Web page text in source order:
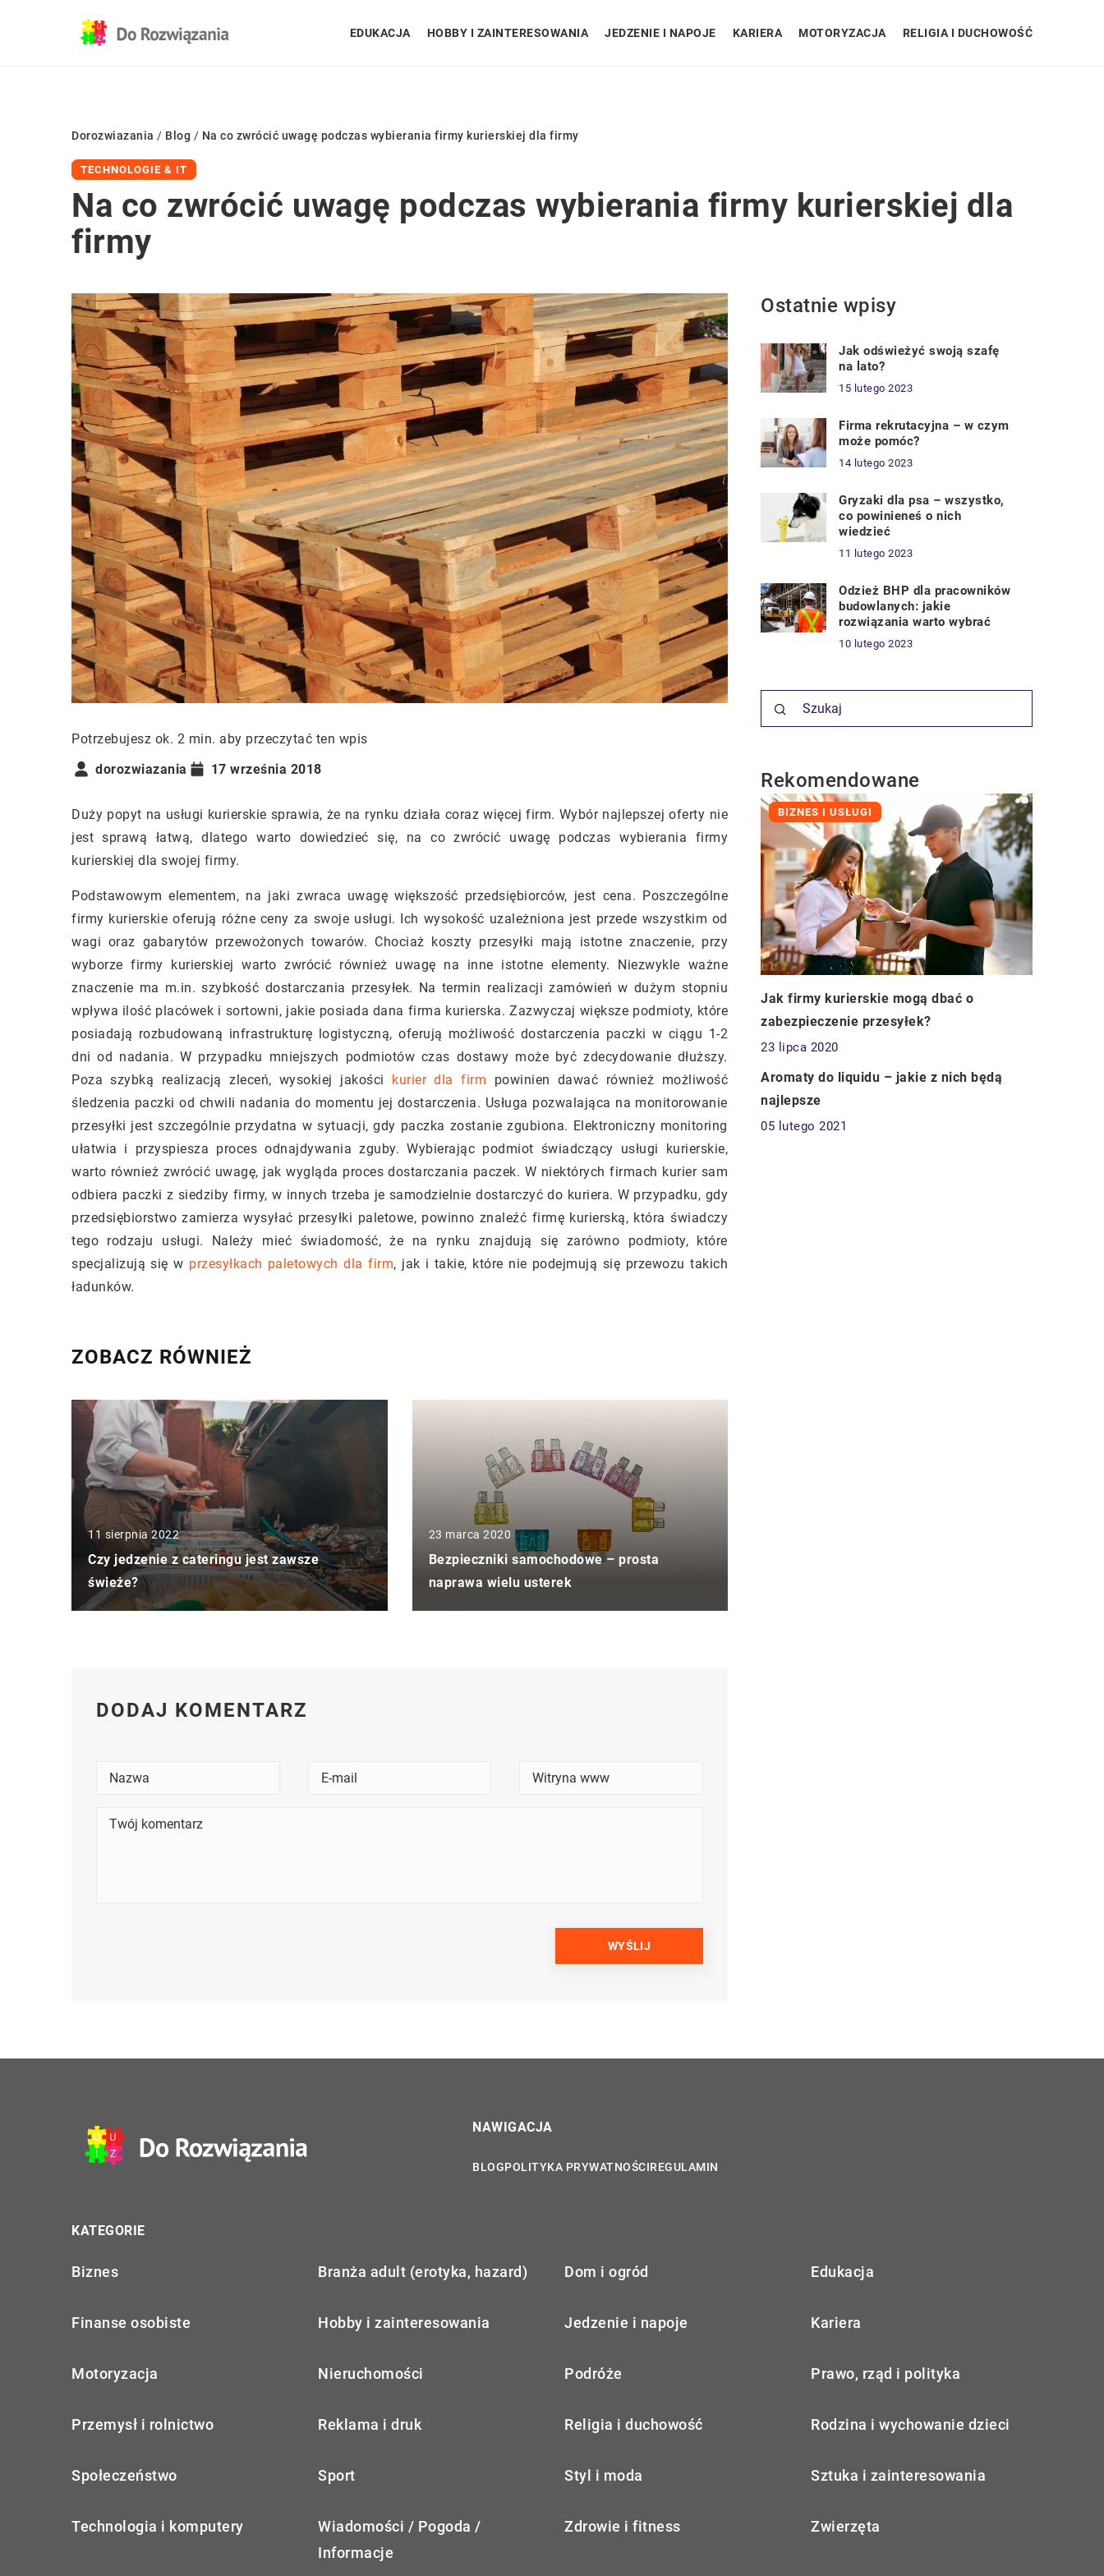
EDUKACJA HOBBY I ZAINTERESOWANIA JEDZENIE I NAPOJE KARIERA MOTORYZACJA RELIGIA I DUCHOWOŚĆ
Dorozwiazania / Blog / Na co zwrócić uwagę podczas wybierania firmy kurierskiej dla firmy
TECHNOLOGIE & IT
Na co zwrócić uwagę podczas wybierania firmy kurierskiej dla
firmy
Potrzebujesz ok. 2 min. aby przeczytać ten wpis
dorozwiazania
17 września 2018
Duży popyt na usługi kurierskie sprawia, że na rynku działa coraz więcej firm. Wybór najlepszej oferty nie
jest sprawą łatwą, dlatego warto dowiedzieć się, na co zwrócić uwagę podczas wybierania firmy
kurierskiej dla swojej firmy.
Podstawowym elementem, na jaki zwraca uwagę większość przedsiębiorców, jest cena. Poszczególne
firmy kurierskie oferują różne ceny za swoje usługi. Ich wysokość uzależniona jest przede wszystkim od
wagi oraz gabarytów przewożonych towarów. Chociaż koszty przesyłki mają istotne znaczenie, przy
wyborze firmy kurierskiej warto zwrócić również uwagę na inne istotne elementy. Niezwykle ważne
znaczenie ma m.in. szybkość dostarczania przesyłek. Na termin realizacji zamówień w dużym stopniu
wpływa ilość placówek i sortowni, jakie posiada dana firma kurierska. Zazwyczaj większe podmioty, które
posiadają rozbudowaną infrastrukturę logistyczną, oferują możliwość dostarczenia paczki w ciągu 1-2
dni od nadania. W przypadku mniejszych podmiotów czas dostawy może być zdecydowanie dłuższy.
Poza szybką realizacją zleceń, wysokiej jakości
kurier dla firm powinien dawać również możliwość
śledzenia paczki od chwili nadania do momentu jej dostarczenia. Usługa pozwalająca na monitorowanie
przesyłki jest szczególnie przydatna w sytuacji, gdy paczka zostanie zgubiona. Elektroniczny monitoring
ułatwia i przyspiesza proces odnajdywania zguby. Wybierając podmiot świadczący usługi kurierskie,
warto również zwrócić uwagę, jak wygląda proces dostarczania paczek. W niektórych firmach kurier sam
odbiera paczki z siedziby firmy, w innych trzeba je samodzielnie dostarczyć do kuriera. W przypadku, gdy
przedsiębiorstwo zamierza wysyłać przesyłki paletowe, powinno znaleźć firmę kurierską, która świadczy
tego rodzaju usługi. Należy mieć świadomość, że na rynku znajdują się zarówno podmioty, które
specjalizują się w przesyłkach paletowych dla firm, jak i takie, które nie podejmują się przewozu takich
ładunków.
ZOBACZ RÓWNIEŻ
11 sierpnia 2022
Czy jedzenie z cateringu jest zawsze
świeże?
23 marca 2020
Bezpieczniki samochodowe – prosta
naprawa wielu usterek
Ostatnie wpisy
Jak odświeżyć swoją szafę
na lato?
15 lutego 2023
Firma rekrutacyjna – w czym
może pomóc?
14 lutego 2023
Gryzaki dla psa – wszystko,
co powinieneś o nich
wiedzieć
11 lutego 2023
Odzież BHP dla pracowników
budowlanych: jakie
rozwiązania warto wybrać
10 lutego 2023
Rekomendowane
BIZNES I USŁUGI
Jak firmy kurierskie mogą dbać o
zabezpieczenie przesyłek?
23 lipca 2020
CZŁOWIEK I STYL
Aromaty do liquidu – jakie z nich będą
najlepsze
05 lutego 2021
DODAJ KOMENTARZ
NAWIGACJA
BLOGPOLITYKA PRYWATNOŚCIREGULAMIN
KATEGORIE
Biznes Branża adult (erotyka, hazard) Dom i ogród Edukacja
Finanse osobiste Hobby i zainteresowania Jedzenie i napoje Kariera
Motoryzacja Nieruchomości Podróże Prawo, rząd i polityka
Przemysł i rolnictwo Reklama i druk Religia i duchowość Rodzina i wychowanie dzieci
Społeczeństwo Sport Styl i moda Sztuka i zainteresowania
Technologia i komputery
Wiadomości / Pogoda /
Informacje
Zdrowie i fitness Zwierzęta